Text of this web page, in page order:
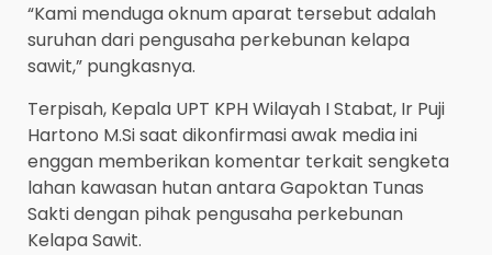
“Kami menduga oknum aparat tersebut adalah
suruhan dari pengusaha perkebunan kelapa
sawit,” pungkasnya.
Terpisah, Kepala UPT KPH Wilayah I Stabat, Ir Puji
Hartono M.Si saat dikonfirmasi awak media ini
enggan memberikan komentar terkait sengketa
lahan kawasan hutan antara Gapoktan Tunas
Sakti dengan pihak pengusaha perkebunan
Kelapa Sawit.